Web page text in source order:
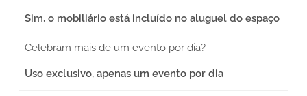
Sim, o mobiliário está incluído no aluguel do espaço
Celebram mais de um evento por dia?
Uso exclusivo, apenas um evento por dia